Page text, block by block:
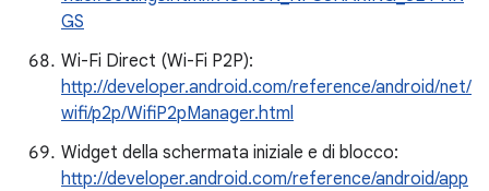
GS
Wi-Fi Direct (Wi-Fi P2P):
http://developer.android.com/reference/android/net/
wifi/p2p/WifiP2pManager.html
Widget della schermata iniziale e di blocco:
http://developer.android.com/reference/android/app